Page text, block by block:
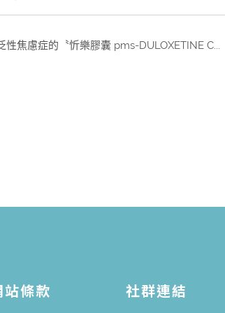
焦慮症的〝忻樂膠囊 pms-DULOXETINE C...
站條款 社群連結